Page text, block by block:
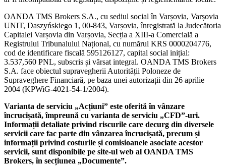
OANDA TMS Brokers S.A., cu sediul social în Varșovia, Varșovia
UNIT, Daszyńskiego 1, 00-843, Varșovia, înregistrată la Judecătoria
Capitalei Varșovia din Varșovia, Secția a XIII-a Comercială a
Registrului Tribunalului Național, cu numărul KRS 0000204776,
cod de identificare fiscală 595126127, capital social inițial:
3.537,560 PNL, subscris și vărsat integral. OANDA TMS Brokers
S.A. face obiectul supravegherii Autorității Poloneze de
Supraveghere Financiară, pe baza unei autorizații din 26 aprilie
2004 (KPWiG-4021-54-1/2004).
Varianta de serviciu „Acțiuni” este oferită în vânzare
încrucișată, împreună cu varianta de serviciu „CFD”-uri.
Informații detaliate privind riscurile care decurg din diversele
servicii care fac parte din vânzarea încrucișată, precum și
informații privind costurile și comisioanele asociate acestor
servicii, sunt disponibile pe site-ul web al OANDA TMS
Brokers, în secțiunea „Documente”.